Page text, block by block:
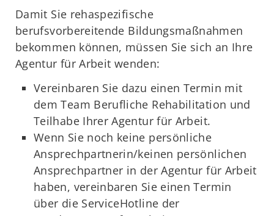
Damit Sie rehaspezifische
berufsvorbereitende Bildungsmaßnahmen
bekommen können, müssen Sie sich an Ihre
Agentur für Arbeit wenden:
Vereinbaren Sie dazu einen Termin mit
dem Team Berufliche Rehabilitation und
Teilhabe Ihrer Agentur für Arbeit.
Wenn Sie noch keine persönliche
Ansprechpartnerin/keinen persönlichen
Ansprechpartner in der Agentur für Arbeit
haben, vereinbaren Sie einen Termin
über die ServiceHotline der